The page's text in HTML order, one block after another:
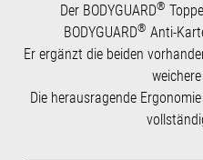
Der BODYGUARD®
BODYGUARD® Anti-
Er ergänzt die beiden
Die herausragende Ergonomie